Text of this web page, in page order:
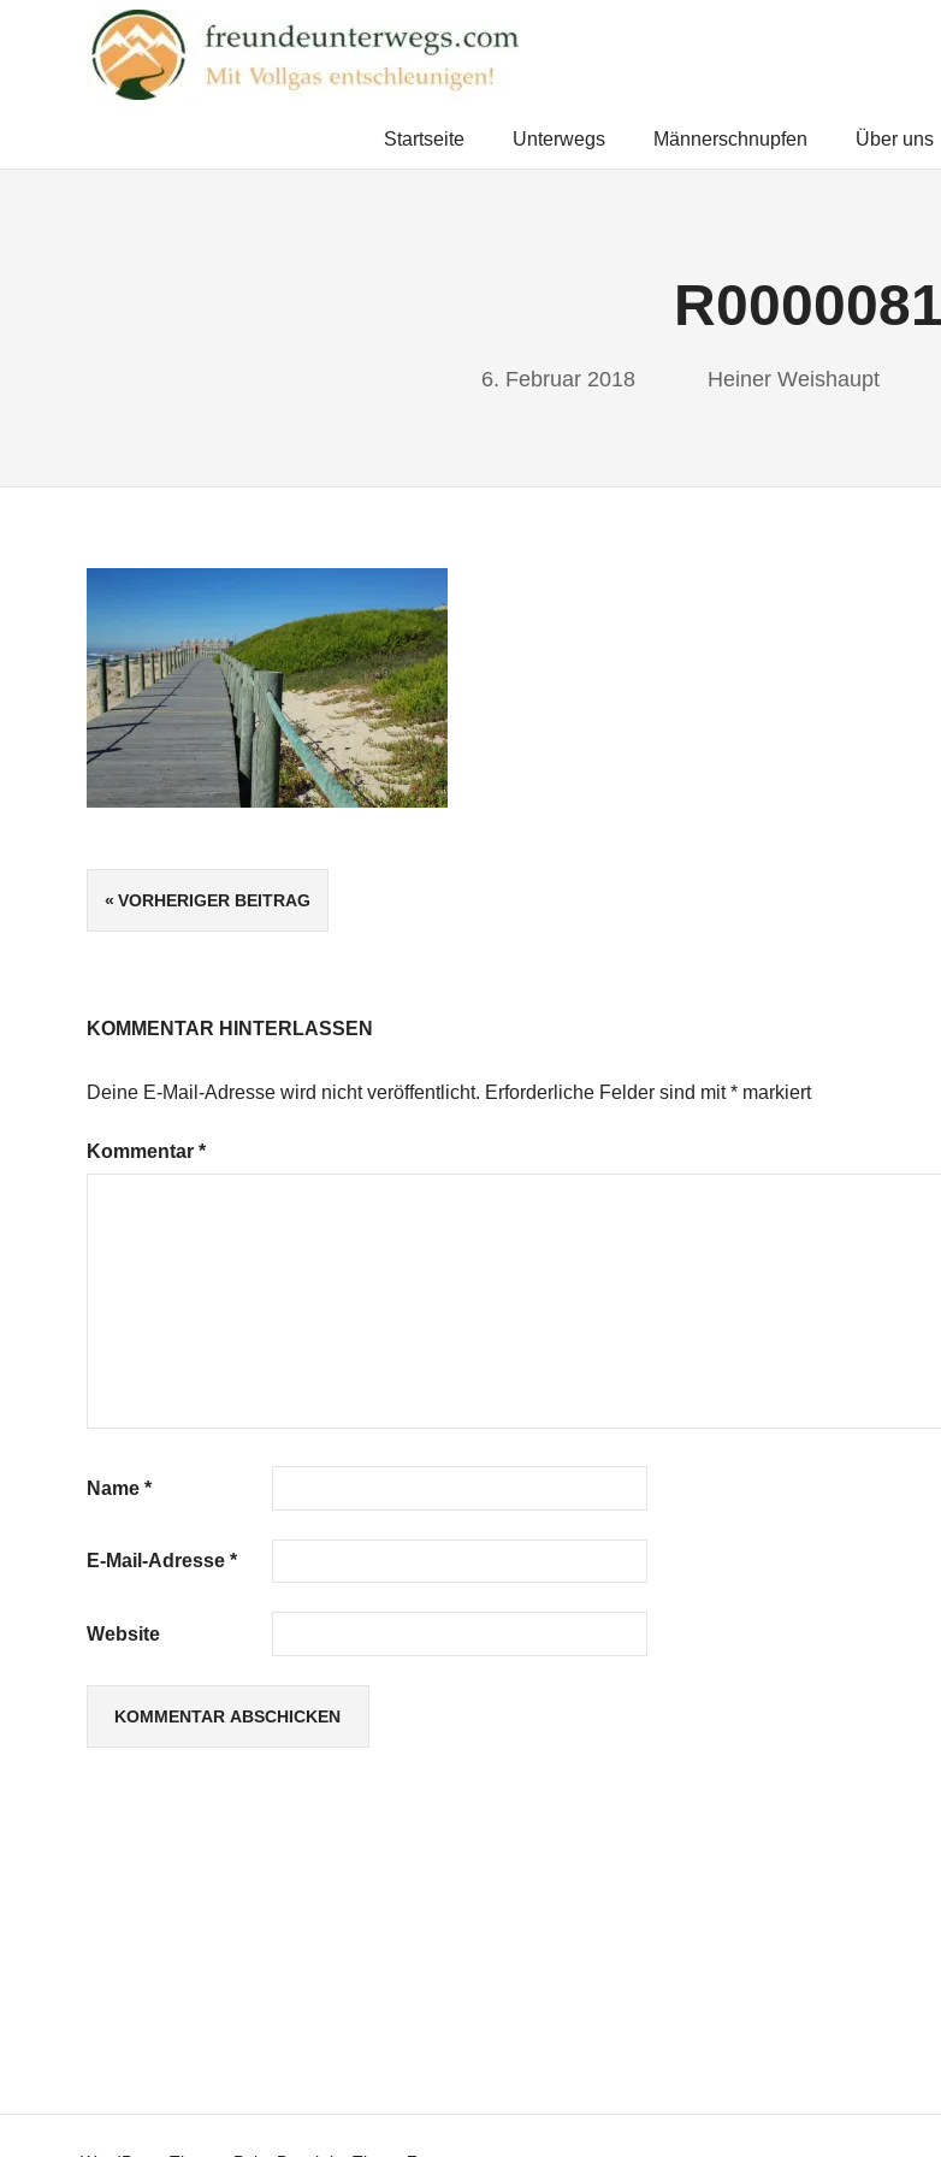
Startseite Unterwegs Männerschnupfen Über uns
R0000081
6. Februar 2018 Heiner Weishaupt
Beitragsnavigation
VORHERIGER BEITRAG
KOMMENTAR HINTERLASSEN
Deine E-Mail-Adresse wird nicht veröffentlicht. Erforderliche Felder sind mit* markiert
Kommentar *
Name *
E-Mail-Adresse *
Website